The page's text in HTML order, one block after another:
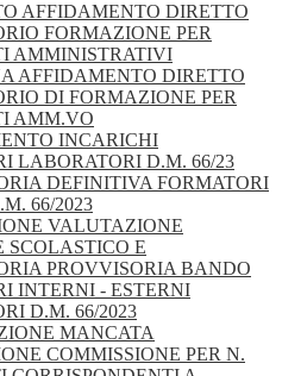
AFFIDAMENTO DIRETTO
FORMAZIONE PER
AMMINISTRATIVI
AFFIDAMENTO DIRETTO
DI FORMAZIONE PER
AMM.VO
INCARICHI
LABORATORI D.M. 66/23
DEFINITIVA FORMATORI
66/2023
VALUTAZIONE
SCOLASTICO E
PROVVISORIA BANDO
INTERNI - ESTERNI
D.M. 66/2023
MANCATA
COMMISSIONE PER N.